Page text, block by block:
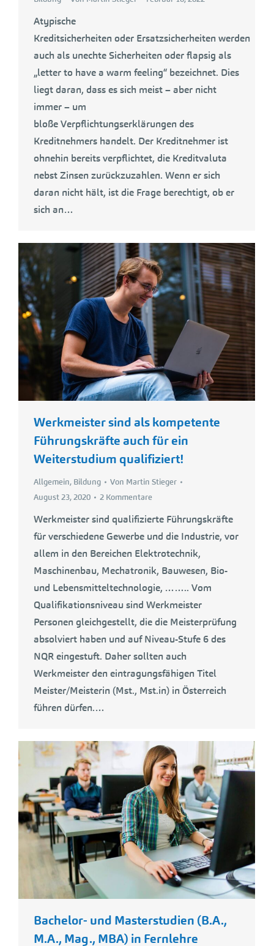
Atypische
Kreditsicherheiten oder Ersatzsicherheiten werden
auch als unechte Sicherheiten oder flapsig als
„letter to have a warm feeling“ bezeichnet. Dies
liegt daran, dass es sich meist – aber nicht
immer – um
bloße Verpflichtungserklärungen des
Kreditnehmers handelt. Der Kreditnehmer ist
ohnehin bereits verpflichtet, die Kreditvaluta
nebst Zinsen zurückzuzahlen. Wenn er sich
daran nicht hält, ist die Frage berechtigt, ob er
sich an…
Werkmeister sind als kompetente
Führungskräfte auch für ein
Weiterstudium qualifiziert!
Allgemein, Bildung Von Martin Stieger
August 23, 2020
2 Kommentare
Werkmeister sind qualifizierte Führungskräfte
für verschiedene Gewerbe und die Industrie, vor
allem in den Bereichen Elektrotechnik,
Maschinenbau, Mechatronik, Bauwesen, Bio-
und Lebensmitteltechnologie, …….. Vom
Qualifikationsniveau sind Werkmeister
Personen gleichgestellt, die die Meisterprüfung
absolviert haben und auf Niveau-Stufe 6 des
NQR eingestuft. Daher sollten auch
Werkmeister den eintragungsfähigen Titel
Meister/Meisterin (Mst., Mst.in) in Österreich
führen dürfen.…
Bachelor- und Masterstudien (B.A.,
M.A., Mag., MBA) in Fernlehre